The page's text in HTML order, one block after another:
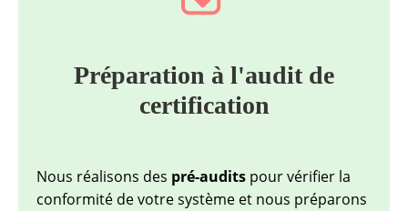
Préparation à l'audit de
certification
Nous réalisons des pré-audits pour vérifier la
conformité de votre système et nous préparons